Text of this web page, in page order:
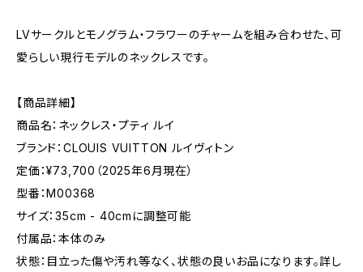
LVサークルとモノグラム・フラワーのチャームを組み合わせた、可
愛らしい現行モデルのネックレスです。
【商品詳細】
商品名：ネックレス・プティ ルイ
ブランド：CLOUIS VUITTON ルイヴィトン
定価：¥73,700（2025年6月現在）
型番：M00368
サイズ：35cm - 40cmに調整可能
付属品：本体のみ
状態：目立った傷や汚れ等なく、状態の良いお品になります。詳し